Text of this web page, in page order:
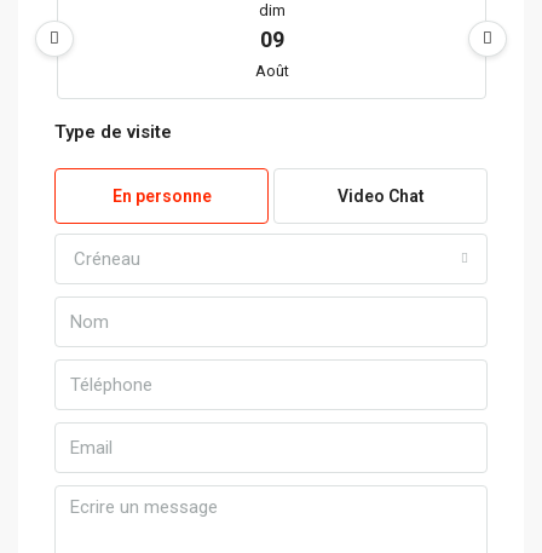
dim
09
Août
10
11
12
Type de visite
En personne Video Chat
Créneau